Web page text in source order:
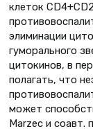
клеток
элиминации
гуморального
цитокинов, в
полагать, что
может
Marzec и соавт.